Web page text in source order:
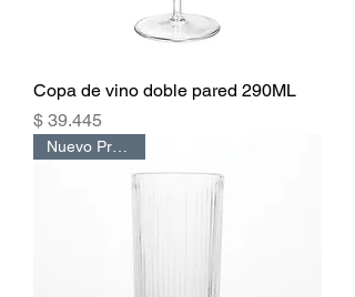
Copa de vino doble pared 290ML
Precio
$ 39.445
Nuevo Producto